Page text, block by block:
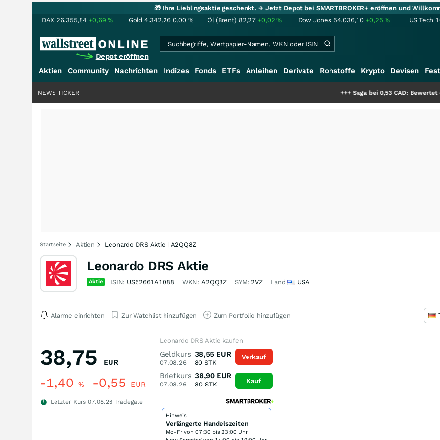
🎁 Ihre Lieblingsaktie geschenkt.→ Jetzt Depot bei SMARTBROKER+ eröffnen und
DAX 26.355,84 +0,69% Gold 4.342,26 0,00 % Öl (Brent) 82,27 +0,02% Dow Jones 54.036,10 +0,25% US Tech
Depot eröffnen
Aktien Community Nachrichten Indizes Fonds ETFs Anleihen Derivate Rohstoffe Krypto Devisen
Saga bei 0,53 CAD: Bewertet der Markt
NEWS TICKER
Startseite Aktien Leonardo DRS Aktie | A2QQ8Z
Leonardo DRS Aktie
Aktie ISIN: US52661A1088 WKN: A2QQ8Z SYM: 2VZ Land USA
Alarme einrichten Zur Watchlist hinzufügen Zum Portfolio hinzufügen
38,75 EUR
-1,40 % -0,55 EUR
Letzter Kurs 07.08.26 Tradegate
Leonardo DRS Aktie kaufen
Geldkurs
07.08.26
38,55 EUR
80 STK
Briefkurs
07.08.26
38,90 EUR
80 STK
Verkauf
Kauf
Hinweis
Verlängerte Handelszeiten
Mo-Fr von 07:30 bis 23:00 Uhr